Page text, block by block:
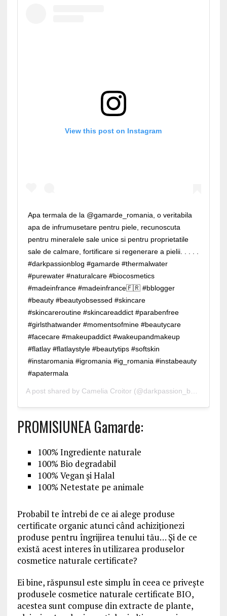
View this post on Instagram
Apa termala de la @gamarde_romania, o veritabila
apa de infrumusetare pentru piele, recunoscuta
pentru mineralele sale unice si pentru proprietatile
sale de calmare, fortificare si regenerare a pielii. . . . .
#darkpassionblog #gamarde #thermalwater
#purewater #naturalcare #biocosmetics
#madeinfrance #madeinfrance🇫🇷 #bblogger
#beauty #beautyobsessed #skincare
#skincareroutine #skincareaddict #parabenfree
#girlsthatwander #momentsofmine #beautycare
#facecare #makeupaddict #wakeupandmakeup
#flatlay #flatlaystyle #beautytips #softskin
#instaromania #igromania #ig_romania #instabeauty
#apatermala
A post shared by Camelia Croitor (@darkpassion_beautyblog) on
PROMISIUNEA Gamarde:
100% Ingrediente naturale
100% Bio degradabil
100% Vegan și Halal
100% Netestate pe animale
Probabil te întrebi de ce ai alege produse
certificate organic atunci când achiziționezi
produse pentru îngrijirea tenului tău… Și de ce
există acest interes în utilizarea produselor
cosmetice naturale certificate?
Ei bine, răspunsul este simplu în ceea ce privește
produsele cosmetice naturale certificate BIO,
acestea sunt compuse din extracte de plante,